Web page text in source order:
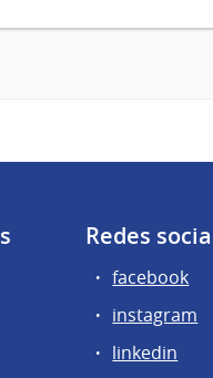
Redes
facebook
instagram
linkedin